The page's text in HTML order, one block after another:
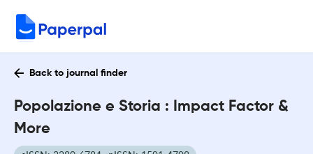
Back to journal finder
Popolazione e Storia : Impact Factor &
More